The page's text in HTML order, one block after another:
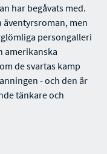
har begåvats med.
men
persongalleri
amerikanska
de svartas kamp
- och den är
tänkare och